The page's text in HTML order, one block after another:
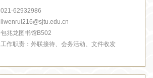
021-62932986
liwenrui216@sjtu.edu.cn
包兆龙图书馆B502
工作职责： 外联接待、会务活动、文件收发